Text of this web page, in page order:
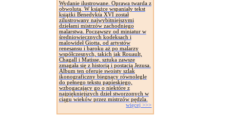
Wydanie ilustrowane. Oprawa twarda z
obwolutą. W książce wspaniały tekst
książki Benedykta XVI został
zilustrowany najwybitniejszymi
dziełami mistrzów zachodniego
malarstwa. Począwszy od miniatur w
średniowiecznych kodeksach i
malowideł Giotta, od artystów
renesansu i baroku aż po malarzy
współczesnych, takich jak Rouault,
Chagall i Matisse, sztuka zawsze
zmagała się z historią i postacią Jezusa.
Album ten oferuje swoisty szlak
ikonograficzny biegnący równolegle
do pełnego tekstu papieskiego,
wzbogacający go o niektóre z
najpiękniejszych dzieł stworzonych w
ciągu wieków przez mistrzów pędzla.
więcej >>>